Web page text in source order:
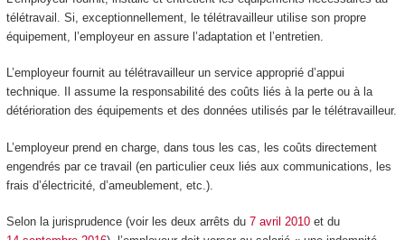
télétravail. Si, exceptionnellement, le télétravailleur utilise son propre
équipement, l’employeur en assure l’adaptation et l’entretien.
L’employeur fournit au télétravailleur un service approprié d’appui
technique. Il assume la responsabilité des coûts liés à la perte ou à la
détérioration des équipements et des données utilisés par le télétravailleur.
L’employeur prend en charge, dans tous les cas, les coûts directement
engendrés par ce travail (en particulier ceux liés aux communications, les
frais d’électricité, d’ameublement, etc.).
Selon la jurisprudence (voir les deux arrêts du 7 avril 2010et du